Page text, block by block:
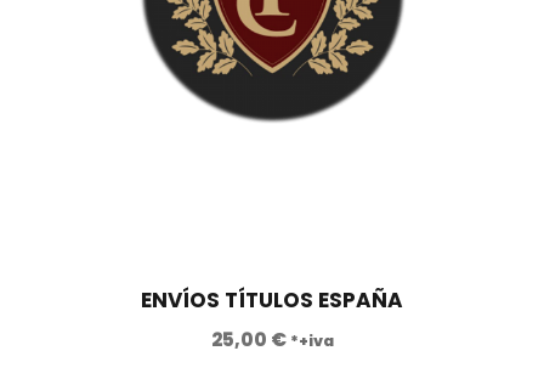
ENVÍOS TÍTULOS ESPAÑA
25,00 € *+iva